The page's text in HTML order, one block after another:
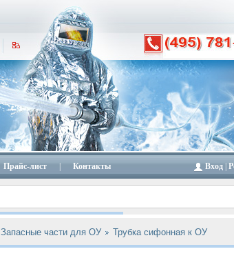
Прайс-лист Контакты Вход
Запасные части для ОУ Трубка сифонная к ОУ